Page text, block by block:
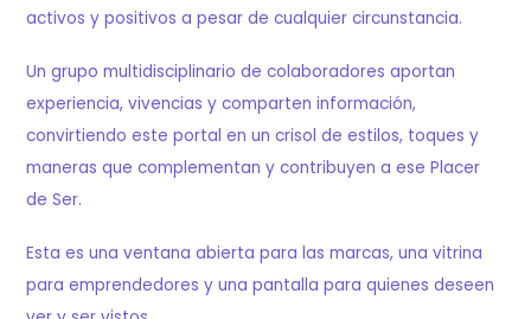
activos y positivos a pesar de cualquier circunstancia.
Un grupo multidisciplinario de colaboradores aportan
experiencia, vivencias y comparten información,
convirtiendo este portal en un crisol de estilos, toques y
maneras que complementan y contribuyen a ese Placer
de Ser.
Esta es una ventana abierta para las marcas, una vitrina
para emprendedores y una pantalla para quienes deseen